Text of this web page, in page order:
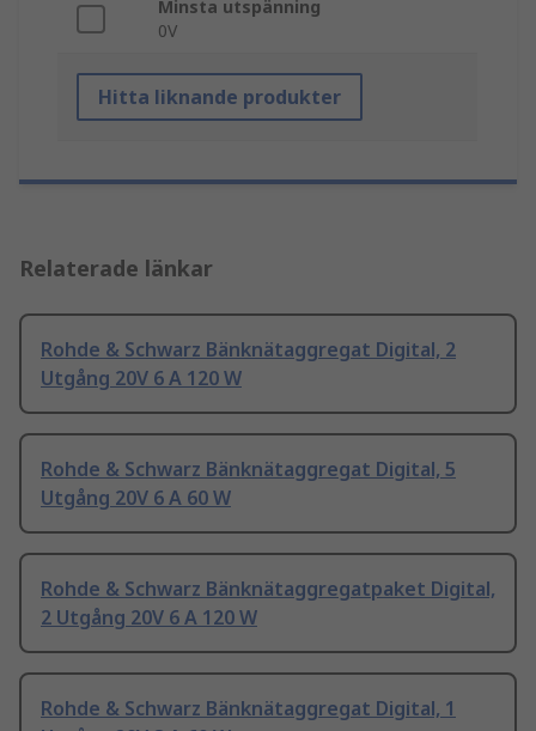
Minsta utspänning
0V
Hitta liknande produkter
Relaterade länkar
Rohde & Schwarz Bänknätaggregat Digital, 2
Utgång 20V 6 A 120 W
Rohde & Schwarz Bänknätaggregat Digital, 5
Utgång 20V 6 A 60 W
Rohde & Schwarz Bänknätaggregatpaket Digital,
2 Utgång 20V 6 A 120 W
Rohde & Schwarz Bänknätaggregat Digital, 1